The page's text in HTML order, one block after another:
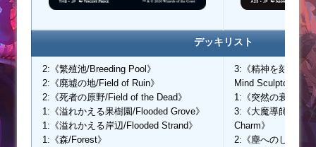
デッキリスト
2:《繁殖池/Breeding Pool》
2:《廃墟の地/Field of Ruin》
2:《死者の原野/Field of the Dead》
1:《溢れかえる果樹園/Flooded Grove》
1:《溢れかえる岸辺/Flooded Strand》
1:《森/Forest》
3:《精神を刻む者
Mind Sculptor》
1:《突然の衰微/
3:《大魔導師の魔
Charm》
2:《塵へのしがみ